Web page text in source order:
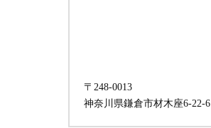
〒248-0013
神奈川県鎌倉市材木座6-22-6